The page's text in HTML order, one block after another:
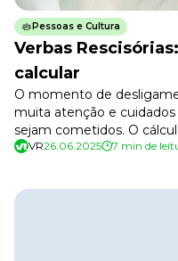
Pessoas e Cultura
Verbas
calcular
O momento de
muita atenção e
sejam cometidos. O
um item especial para
é fácil […]
VR26.06.2025 7 min de